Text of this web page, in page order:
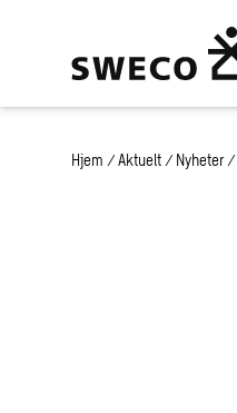
Hjem / Aktuelt / Nyheter /